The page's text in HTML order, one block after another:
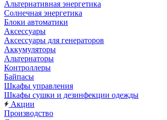
Альтернативная энергетика
Солнечная энергетика
Блоки автоматики
Аксессуары
Аксессуары для генераторов
Аккумуляторы
Альтернаторы
Контроллеры
Байпасы
Шкафы управления
Шкафы сушки и дезинфекции одежды
Акции
Производство